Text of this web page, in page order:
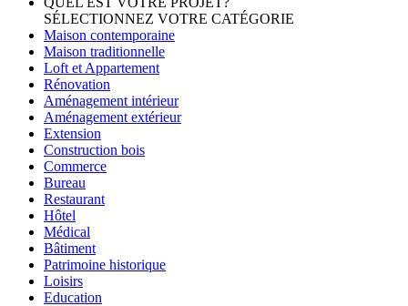
SÉLECTIONNEZ VOTRE CATÉGORIE
Maison contemporaine
Maison traditionnelle
Loft et Appartement
Rénovation
Aménagement intérieur
Aménagement extérieur
Extension
Construction bois
Commerce
Bureau
Restaurant
Hôtel
Médical
Bâtiment
Patrimoine historique
Loisirs
Education